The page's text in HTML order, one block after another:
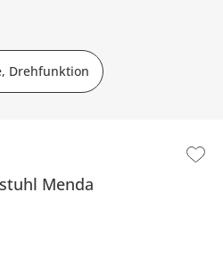
Menda
Drehfunktion